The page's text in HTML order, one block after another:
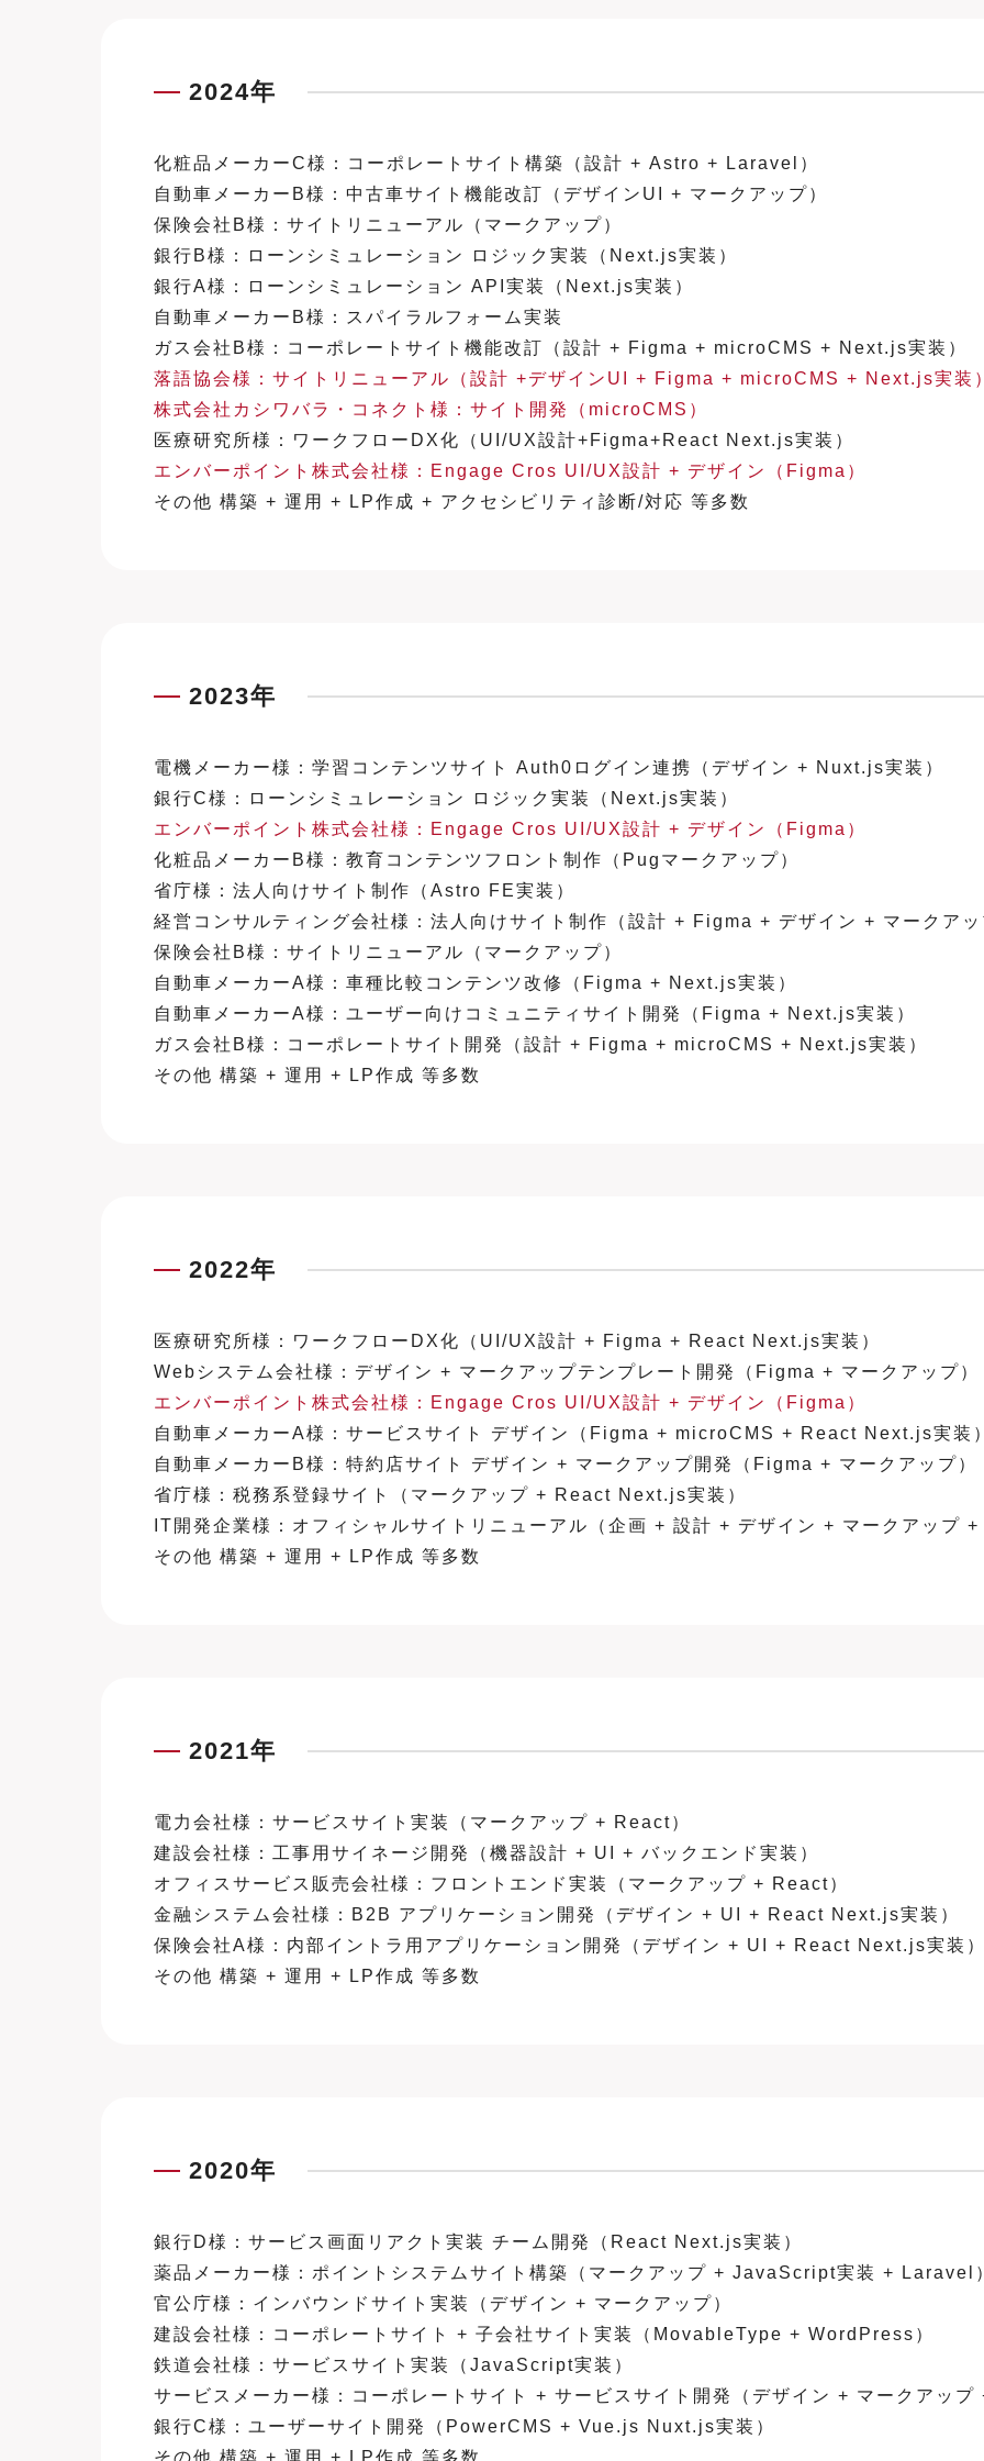
2024年
化粧品メーカーC様：コーポレートサイト構築（設計 + Astro + Laravel）
自動車メーカーB様：中古車サイト機能改訂（デザインUI + マークアップ）
保険会社B様：サイトリニューアル（マークアップ）
銀行B様：ローンシミュレーション ロジック実装（Next.js実装）
銀行A様：ローンシミュレーション API実装（Next.js実装）
自動車メーカーB様：スパイラルフォーム実装
ガス会社B様：コーポレートサイト機能改訂（設計 + Figma + microCMS + Next.js実装）
落語協会様：サイトリニューアル（設計 +デザインUI + Figma + microCMS + Next.js実装
株式会社カシワバラ・コネクト様：サイト開発（microCMS）
医療研究所様：ワークフローDX化（UI/UX設計+Figma+React Next.js実装）
エンバーポイント株式会社様：Engage Cros UI/UX設計 + デザイン（Figma）
その他 構築 + 運用 + LP作成 + アクセシビリティ診断/対応 等多数
2023年
電機メーカー様：学習コンテンツサイト Auth0ログイン連携（デザイン + Nuxt.js実装）
銀行C様：ローンシミュレーション ロジック実装（Next.js実装）
エンバーポイント株式会社様：Engage Cros UI/UX設計 + デザイン（Figma）
化粧品メーカーB様：教育コンテンツフロント制作（Pugマークアップ）
省庁様：法人向けサイト制作（Astro FE実装）
経営コンサルティング会社様：法人向けサイト制作（設計 + Figma + デザイン + マークア
保険会社B様：サイトリニューアル（マークアップ）
自動車メーカーA様：車種比較コンテンツ改修（Figma + Next.js実装）
自動車メーカーA様：ユーザー向けコミュニティサイト開発（Figma + Next.js実装）
ガス会社B様：コーポレートサイト開発（設計 + Figma + microCMS + Next.js実装）
その他 構築 + 運用 + LP作成 等多数
2022年
医療研究所様：ワークフローDX化（UI/UX設計 + Figma + React Next.js実装）
Webシステム会社様：デザイン + マークアップテンプレート開発（Figma + マークアップ）
エンバーポイント株式会社様：Engage Cros UI/UX設計 + デザイン（Figma）
自動車メーカーA様：サービスサイト デザイン（Figma + microCMS + React Next.js実装
自動車メーカーB様：特約店サイト デザイン + マークアップ開発（Figma + マークアップ）
省庁様：税務系登録サイト（マークアップ + React Next.js実装）
IT開発企業様：オフィシャルサイトリニューアル（企画 + 設計 + デザイン + マークアップ
その他 構築 + 運用 + LP作成 等多数
2021年
電力会社様：サービスサイト実装（マークアップ + React）
建設会社様：工事用サイネージ開発（機器設計 + UI + バックエンド実装）
オフィスサービス販売会社様：フロントエンド実装（マークアップ + React）
金融システム会社様：B2B アプリケーション開発（デザイン + UI + React Next.js実装）
保険会社A様：内部イントラ用アプリケーション開発（デザイン + UI + React Next.js実装
その他 構築 + 運用 + LP作成 等多数
2020年
銀行D様：サービス画面リアクト実装 チーム開発（React Next.js実装）
薬品メーカー様：ポイントシステムサイト構築（マークアップ + JavaScript実装 + Laravel
官公庁様：インバウンドサイト実装（デザイン + マークアップ）
建設会社様：コーポレートサイト + 子会社サイト実装（MovableType + WordPress）
鉄道会社様：サービスサイト実装（JavaScript実装）
サービスメーカー様：コーポレートサイト + サービスサイト開発（デザイン + マークアッ
銀行C様：ユーザーサイト開発（PowerCMS + Vue.js Nuxt.js実装）